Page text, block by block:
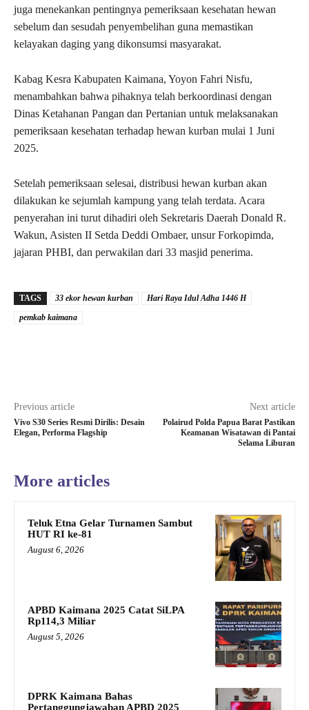
juga menekankan pentingnya pemeriksaan kesehatan hewan
sebelum dan sesudah penyembelihan guna memastikan
kelayakan daging yang dikonsumsi masyarakat.
Kabag Kesra Kabupaten Kaimana, Yoyon Fahri Nisfu,
menambahkan bahwa pihaknya telah berkoordinasi dengan
Dinas Ketahanan Pangan dan Pertanian untuk melaksanakan
pemeriksaan kesehatan terhadap hewan kurban mulai 1 Juni
2025.
Setelah pemeriksaan selesai, distribusi hewan kurban akan
dilakukan ke sejumlah kampung yang telah terdata. Acara
penyerahan ini turut dihadiri oleh Sekretaris Daerah Donald R.
Wakun, Asisten II Setda Deddi Ombaer, unsur Forkopimda,
jajaran PHBI, dan perwakilan dari 33 masjid penerima.
TAGS 33 ekor hewan kurban
Hari Raya Idul Adha 1446 H
pemkab kaimana
Previous article
Vivo S30 Series Resmi Dirilis: Desain
Elegan, Performa Flagship
Next article
Polairud Polda Papua Barat Pastikan
Keamanan Wisatawan di Pantai
Selama Liburan
More articles
Teluk Etna Gelar Turnamen Sambut
HUT RI ke-81
August 6, 2026
APBD Kaimana 2025 Catat SiLPA
Rp114,3 Miliar
August 5, 2026
DPRK Kaimana Bahas
Pertanggungjawaban APBD 2025